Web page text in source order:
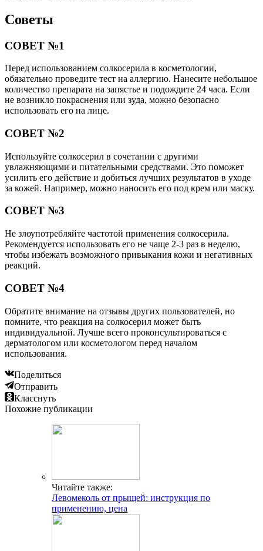
Советы
СОВЕТ №1
Перед использованием солкосерила в косметологии,
обязательно проведите тест на аллергию. Нанесите небольшое
количество препарата на запястье и подождите 24 часа. Если
не возникло покраснения или зуда, можно безопасно
использовать его на лице.
СОВЕТ №2
Используйте солкосерил в сочетании с другими
увлажняющими и питательными средствами. Это поможет
усилить его действие и добиться лучших результатов в уходе
за кожей. Например, можно наносить его под крем или маску.
СОВЕТ №3
Не злоупотребляйте частотой применения солкосерила.
Рекомендуется использовать его не чаще 2-3 раз в неделю,
чтобы избежать возможного привыкания кожи и негативных
реакций.
СОВЕТ №4
Обратите внимание на отзывы других пользователей, но
помните, что реакция на солкосерил может быть
индивидуальной. Лучше всего проконсультироваться с
дерматологом или косметологом перед началом
использования.
Поделиться
Отправить
Класснуть
Похожие публикации
Читайте также:
Левомеколь от прыщей: инструкция по
применению, цена